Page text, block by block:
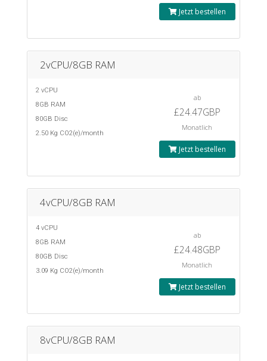
Jetzt bestellen
2vCPU/8GB RAM
2 vCPU
8GB RAM
80GB Disc
2.50 Kg CO2(e)/month
ab
£24.47GBP
Monatlich
Jetzt bestellen
4vCPU/8GB RAM
4 vCPU
8GB RAM
80GB Disc
3.09 Kg CO2(e)/month
ab
£24.48GBP
Monatlich
Jetzt bestellen
8vCPU/8GB RAM